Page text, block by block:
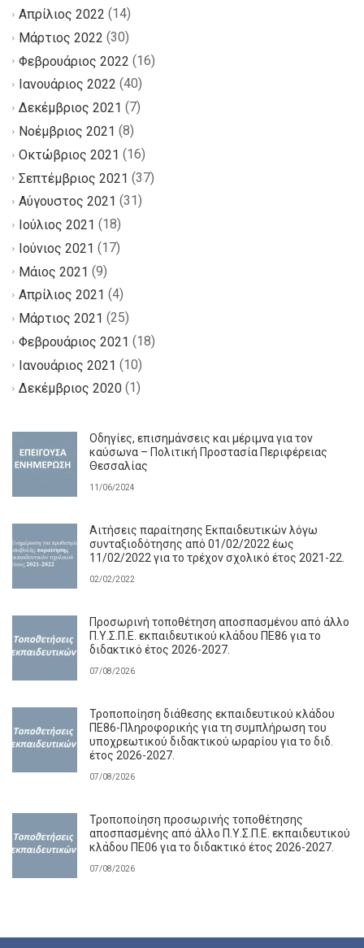
Απρίλιος 2022 (14)
Μάρτιος 2022 (30)
Φεβρουάριος 2022 (16)
Ιανουάριος 2022 (40)
Δεκέμβριος 2021 (7)
Νοέμβριος 2021 (8)
Οκτώβριος 2021 (16)
Σεπτέμβριος 2021 (37)
Αύγουστος 2021 (31)
Ιούλιος 2021 (18)
Ιούνιος 2021 (17)
Μάιος 2021 (9)
Απρίλιος 2021 (4)
Μάρτιος 2021 (25)
Φεβρουάριος 2021 (18)
Ιανουάριος 2021 (10)
Δεκέμβριος 2020 (1)
Οδηγίες, επισημάνσεις και μέριμνα για τον
καύσωνα – Πολιτική Προστασία Περιφέρειας
Θεσσαλίας
11/06/2024
Αιτήσεις παραίτησης Εκπαιδευτικών λόγω
συνταξιοδότησης από 01/02/2022 έως
11/02/2022 για το τρέχον σχολικό έτος 2021-22.
02/02/2022
Προσωρινή τοποθέτηση αποσπασμένου από άλλο
Π.Υ.Σ.Π.Ε. εκπαιδευτικού κλάδου ΠΕ86 για το
διδακτικό έτος 2026-2027.
07/08/2026
Τροποποίηση διάθεσης εκπαιδευτικού κλάδου
ΠΕ86-Πληροφορικής για τη συμπλήρωση του
υποχρεωτικού διδακτικού ωραρίου για το διδ.
έτος 2026-2027.
07/08/2026
Τροποποίηση προσωρινής τοποθέτησης
αποσπασμένης από άλλο Π.Υ.Σ.Π.Ε. εκπαιδευτικού
κλάδου ΠΕ06 για το διδακτικό έτος 2026-2027.
07/08/2026